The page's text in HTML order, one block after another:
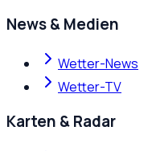
News & Medien
Wetter-News
Wetter-TV
Karten & Radar